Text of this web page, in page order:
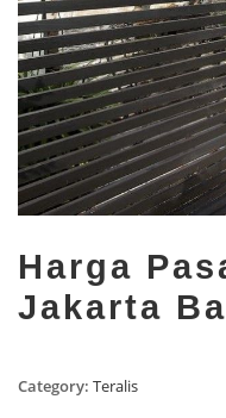
Harga
Jakarta
Category: Teralis